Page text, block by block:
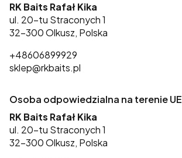
RK Baits Rafał Kika
ul. 20-tu Straconych 1
32-300 Olkusz, Polska
+48606899929
sklep@rkbaits.pl
Osoba odpowiedzialna na terenie UE
RK Baits Rafał Kika
ul. 20-tu Straconych 1
32-300 Olkusz, Polska